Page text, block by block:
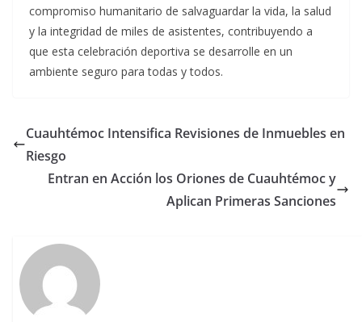
compromiso humanitario de salvaguardar la vida, la salud
y la integridad de miles de asistentes, contribuyendo a
que esta celebración deportiva se desarrolle en un
ambiente seguro para todas y todos.
Cuauhtémoc Intensifica Revisiones de Inmuebles en
Riesgo
Entran en Acción los Oriones de Cuauhtémoc y
Aplican Primeras Sanciones